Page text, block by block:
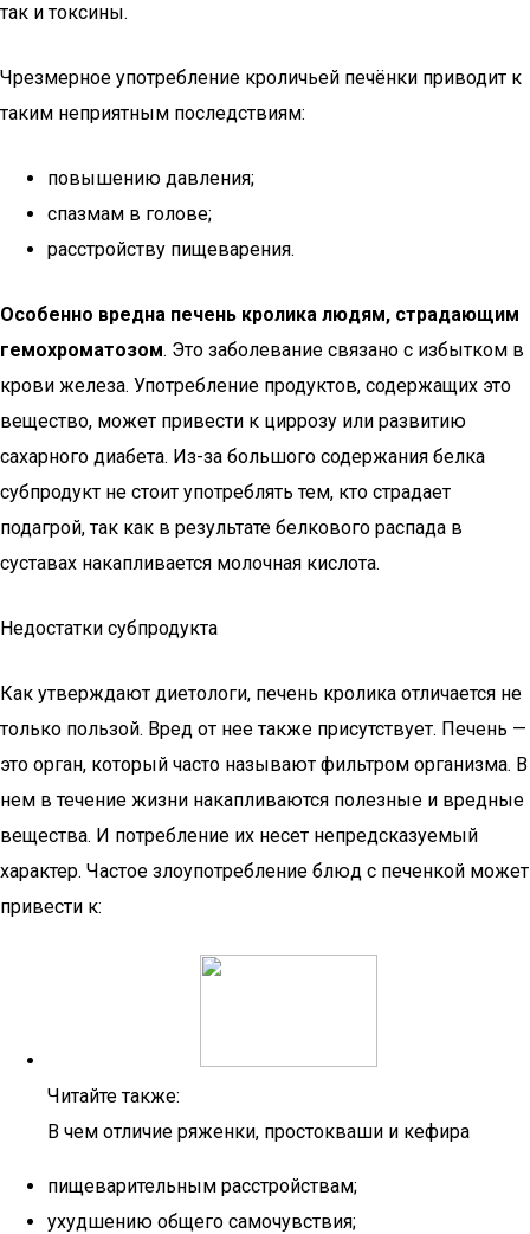
так и токсины.
Чрезмерное употребление кроличьей печёнки приводит к
таким неприятным последствиям:
повышению давления;
спазмам в голове;
расстройству пищеварения.
Особенно вредна печень кролика людям, страдающим
гемохроматозом. Это заболевание связано с избытком в
крови железа. Употребление продуктов, содержащих это
вещество, может привести к циррозу или развитию
сахарного диабета. Из-за большого содержания белка
субпродукт не стоит употреблять тем, кто страдает
подагрой, так как в результате белкового распада в
суставах накапливается молочная кислота.
Недостатки субпродукта
Как утверждают диетологи, печень кролика отличается не
только пользой. Вред от нее также присутствует. Печень —
это орган, который часто называют фильтром организма. В
нем в течение жизни накапливаются полезные и вредные
вещества. И потребление их несет непредсказуемый
характер. Частое злоупотребление блюд с печенкой может
привести к:
Читайте также:
В чем отличие ряженки, простокваши и кефира
пищеварительным расстройствам;
ухудшению общего самочувствия;